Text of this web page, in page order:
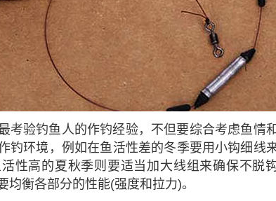
考验钓鱼人的作钓经验，不但要综合考虑鱼情
钓环境，例如在鱼活性差的冬季要用小钩细线
性高的夏秋季则要适当加大线组来确保不脱
均衡各部分的性能(强度和拉力)。